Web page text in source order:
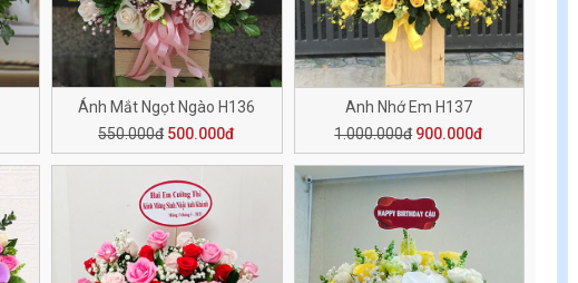
Ánh Mắt Ngọt Ngào H136
550.000đ 500.000đ
Anh Nhớ Em H137
1.000.000đ 900.000đ